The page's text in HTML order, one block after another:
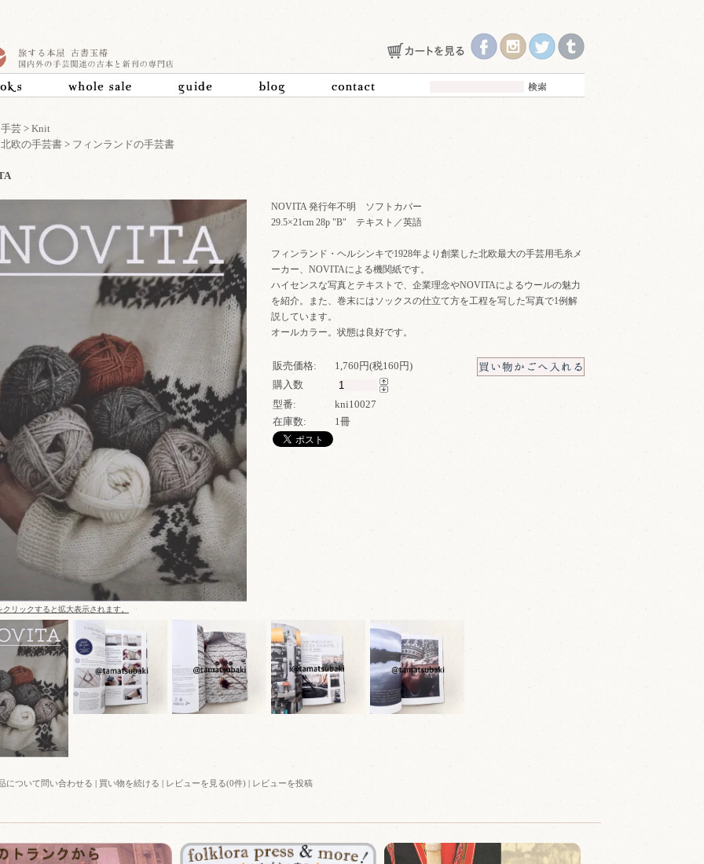
手芸 > Knit
北欧の手芸書 > フィンランドの手芸書
NOVITA 発行年不明 ソフトカバー
29.5×21cm 28p "B" テキスト／英語
フィンランド・ヘルシンキで1928年より創業した北欧最大の手芸用毛糸メ
ーカー、NOVITAによる機関紙です。
ハイセンスな写真とテキストで、企業理念やNOVITAによるウールの魅力
を紹介。また、巻末にはソックスの仕立て方を工程を写した写真で1例解
説しています。
オールカラー。状態は良好です。
販売価格:
1,760円(税160円)
購入数
型番:
kni10027
在庫数:
1冊
リックすると拡大表示されます。
について問い合わせる | 買い物を続ける |レビューを見る(0件) | レビューを投稿